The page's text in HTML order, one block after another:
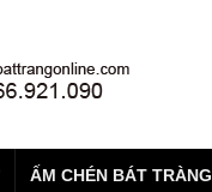
ẤM CHÉN BÁT TRÀNG